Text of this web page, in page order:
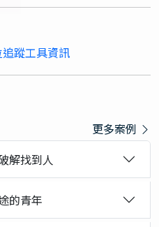
蹤工具資訊
更多案例
解找到人
的青年